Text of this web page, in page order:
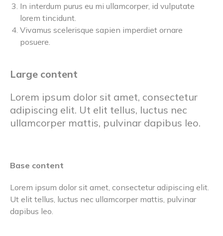
In interdum purus eu mi ullamcorper, id vulputate
lorem tincidunt.
Vivamus scelerisque sapien imperdiet ornare
posuere.
Large content
Lorem ipsum dolor sit amet, consectetur
adipiscing elit. Ut elit tellus, luctus nec
ullamcorper mattis, pulvinar dapibus leo.
Base content
Lorem ipsum dolor sit amet, consectetur adipiscing elit.
Ut elit tellus, luctus nec ullamcorper mattis, pulvinar
dapibus leo.